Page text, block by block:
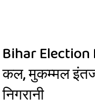
Bihar Election
कल, मुकम्मल
निगरानी